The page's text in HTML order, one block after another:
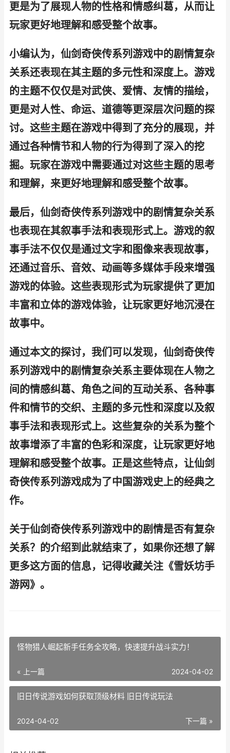
更是为了展现人物的性格和情感纠葛，从而让
玩家更好地理解和感受整个故事。
小编认为，仙剑奇侠传系列游戏中的剧情复杂
关系还表现在其主题的多元性和深度上。游戏
的主题不仅仅是对武侠、爱情、友情的描绘，
更是对人性、命运、道德等更深层次问题的探
讨。这些主题在游戏中得到了充分的展现，并
通过各种情节和人物的行为得到了深入的挖
掘。玩家在游戏中需要通过对这些主题的思考
和理解，来更好地理解和感受整个故事。
最后，仙剑奇侠传系列游戏中的剧情复杂关系
也表现在其叙事手法和表现形式上。游戏的叙
事手法不仅仅是通过文字和图像来表现故事，
还通过音乐、音效、动画等多媒体手段来增强
游戏的体验。这些表现形式为玩家提供了更加
丰富和立体的游戏体验，让玩家更好地沉浸在
故事中。
通过本文的探讨，我们可以发现，仙剑奇侠传
系列游戏中的剧情复杂关系主要体现在人物之
间的情感纠葛、角色之间的互动关系、各种事
件和情节的交织、主题的多元性和深度以及叙
事手法和表现形式上。这些复杂的关系为整个
故事增添了丰富的色彩和深度，让玩家更好地
理解和感受整个故事。正是这些特点，让仙剑
奇侠传系列游戏成为了中国游戏史上的经典之
作。
关于仙剑奇侠传系列游戏中的剧情是否有复杂
关系？的介绍到此就结束了，如果你还想了解
更多这方面的信息，记得收藏关注《雪妖坊手
游网》。
怪物猎人崛起新手任务全攻略，快速提升战斗实力！
« 上一篇 2024-04-02
旧日传说游戏如何获取顶级材料 旧日传说玩法
下一篇 »
2024-04-02